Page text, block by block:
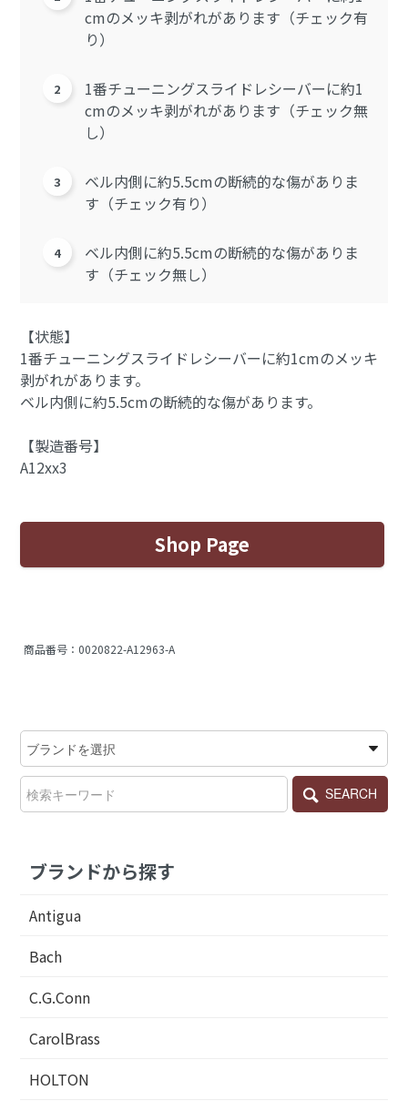
cmのメッキ剥がれがあります（チェック有
り）
1番チューニングスライドレシーバーに約1
cmのメッキ剥がれがあります（チェック無
し）
ベル内側に約5.5cmの断続的な傷がありま
す（チェック有り）
ベル内側に約5.5cmの断続的な傷がありま
す（チェック無し）
【状態】
1番チューニングスライドレシーバーに約1cmのメッキ
剥がれがあります。
ベル内側に約5.5cmの断続的な傷があります。
【製造番号】
A12xx3
Shop Page
商品番号： 0020822-A12963-A
SEARCH
ブランドから探す
Antigua
Bach
C.G.Conn
CarolBrass
HOLTON